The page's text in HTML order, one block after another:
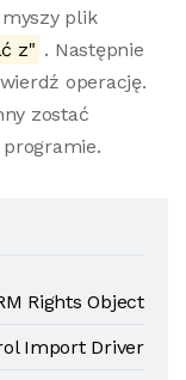
plik
z" . Następnie
operację.
zostać
Rights Object
Import Driver